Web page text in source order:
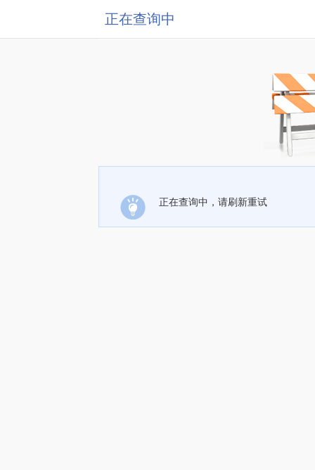
正在查询中
正在查询中，请刷新重试